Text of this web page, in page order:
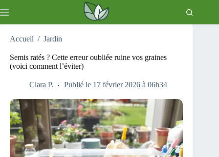
au
Accueil / Jardin
Semis ratés ? Cette erreur oubliée ruine vos graines
(voici comment l’éviter)
Clara P. Publié le 17 février 2026 à 06h34